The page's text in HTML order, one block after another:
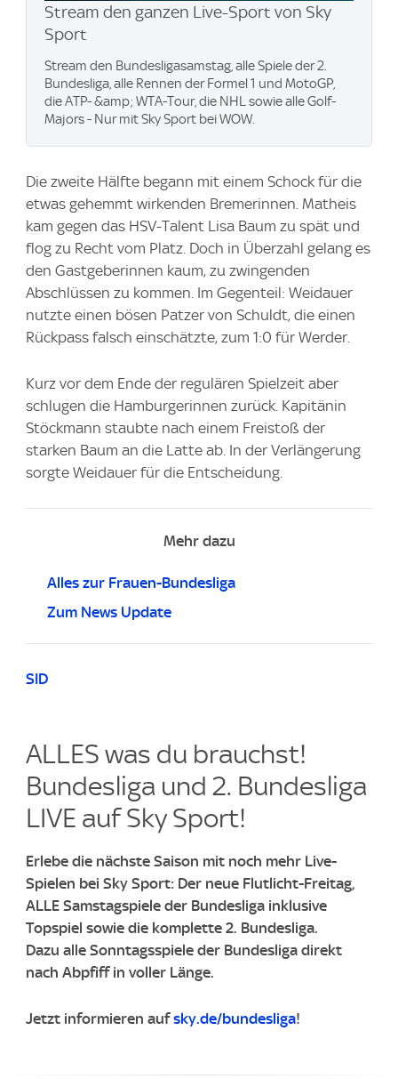
Stream den ganzen Live-Sport von Sky
Sport
Stream den Bundesligasamstag, alle Spiele der 2.
Bundesliga, alle Rennen der Formel 1 und MotoGP,
die ATP- &amp; WTA-Tour, die NHL sowie alle Golf-
Majors - Nur mit Sky Sport bei WOW.
Die zweite Hälfte begann mit einem Schock für die
etwas gehemmt wirkenden Bremerinnen. Matheis
kam gegen das HSV-Talent Lisa Baum zu spät und
flog zu Recht vom Platz. Doch in Überzahl gelang es
den Gastgeberinnen kaum, zu zwingenden
Abschlüssen zu kommen. Im Gegenteil: Weidauer
nutzte einen bösen Patzer von Schuldt, die einen
Rückpass falsch einschätzte, zum 1:0 für Werder.
Kurz vor dem Ende der regulären Spielzeit aber
schlugen die Hamburgerinnen zurück. Kapitänin
Stöckmann staubte nach einem Freistoß der
starken Baum an die Latte ab. In der Verlängerung
sorgte Weidauer für die Entscheidung.
Mehr dazu
Alles zur Frauen-Bundesliga
Zum News Update
SID
ALLES was du brauchst!
Bundesliga und 2. Bundesliga
LIVE auf Sky Sport!
Erlebe die nächste Saison mit noch mehr Live-
Spielen bei Sky Sport: Der neue Flutlicht-Freitag,
ALLE Samstagspiele der Bundesliga inklusive
Topspiel sowie die komplette 2. Bundesliga.
Dazu alle Sonntagsspiele der Bundesliga direkt
nach Abpfiff in voller Länge.
Jetzt informieren aufsky.de/bundesliga!​